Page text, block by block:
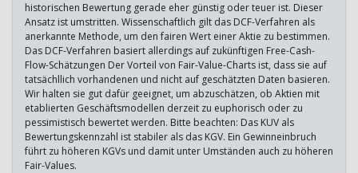
historischen Bewertung gerade eher günstig oder teuer ist. Dieser
Ansatz ist umstritten. Wissenschaftlich gilt das DCF-Verfahren als
anerkannte Methode, um den fairen Wert einer Aktie zu bestimmen.
Das DCF-Verfahren basiert allerdings auf zukünftigen Free-Cash-
Flow-Schätzungen Der Vorteil von Fair-Value-Charts ist, dass sie auf
tatsächllich vorhandenen und nicht auf geschätzten Daten basieren.
Wir halten sie gut dafür geeignet, um abzuschätzen, ob Aktien mit
etablierten Geschäftsmodellen derzeit zu euphorisch oder zu
pessimistisch bewertet werden. Bitte beachten: Das KUV als
Bewertungskennzahl ist stabiler als das KGV. Ein Gewinneinbruch
führt zu höheren KGVs und damit unter Umständen auch zu höheren
Fair-Values.